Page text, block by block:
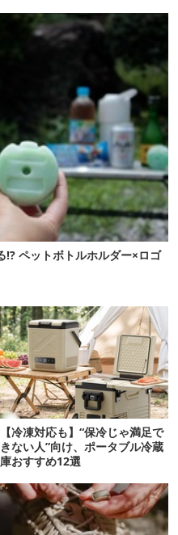
!? ペットボトルホルダー×ロゴ
【冷凍対応も】“保冷じゃ満足で
きない人”向け、ポータブル冷蔵
庫おすすめ12選